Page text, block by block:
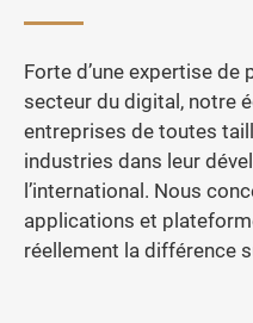
Forte d’une expertise de
secteur du digital, notre
entreprises de toutes
industries dans leur
l’international. Nous
applications et
réellement la différence